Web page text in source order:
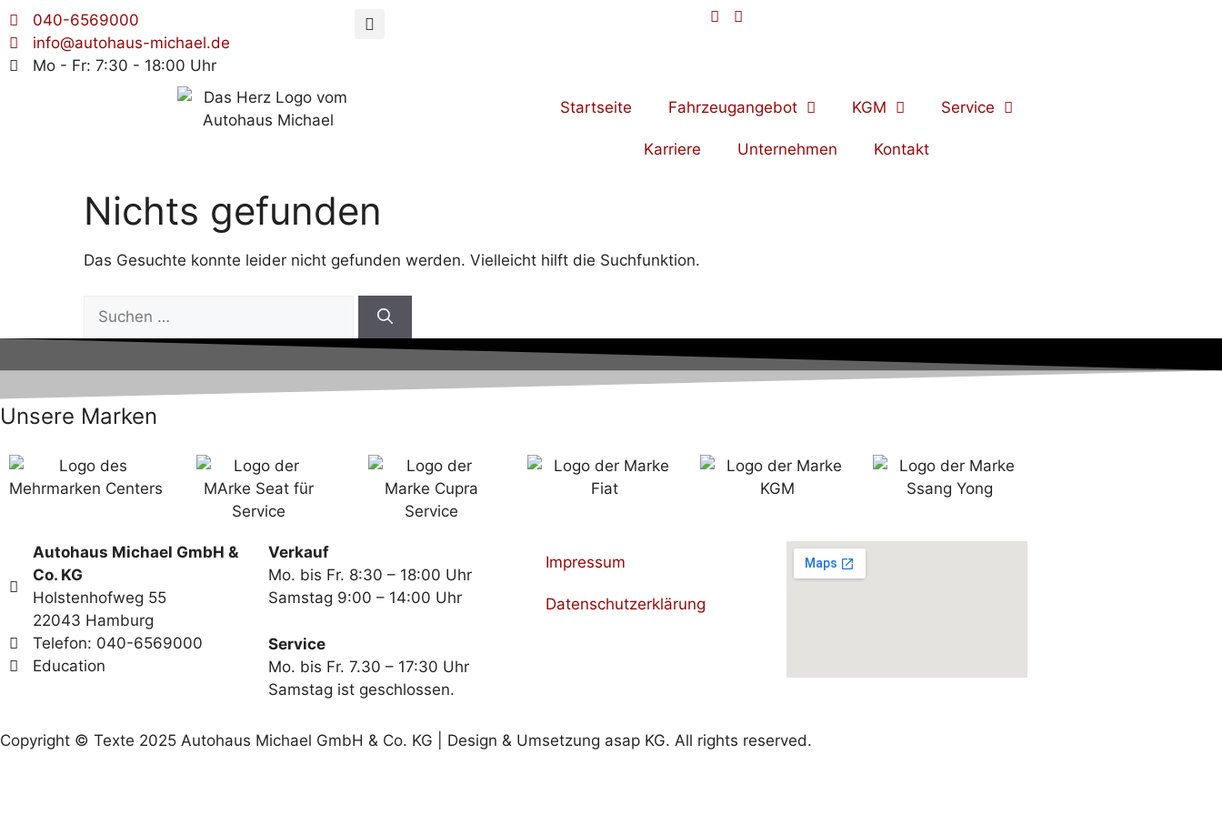
040-6569000
info@autohaus-michael.de
Mo - Fr: 7:30 - 18:00 Uhr
Startseite Fahrzeugangebot KGM Service
Karriere Unternehmen Kontakt
Nichts gefunden
Das Gesuchte konnte leider nicht gefunden werden. Vielleicht hilft die Suchfunktion.
Unsere Marken
Autohaus Michael GmbH &
Co. KG
Holstenhofweg 55
22043 Hamburg
Telefon: 040-6569000
Education
Verkauf
Mo. bis Fr. 8:30 – 18:00 Uhr
Samstag 9:00 – 14:00 Uhr
Service
Mo. bis Fr. 7.30 – 17:30 Uhr
Samstag ist geschlossen.
Impressum
Datenschutzerklärung
Copyright © Texte 2025 Autohaus Michael GmbH & Co. KG | Design & Umsetzung asap KG. All rights reserved.